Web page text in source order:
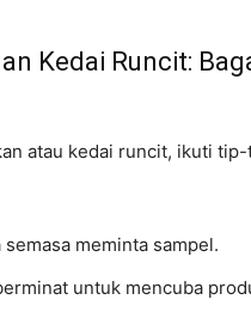
Kedai Runcit:
atau kedai runcit, ikuti
semasa meminta sampel.
untuk mencuba